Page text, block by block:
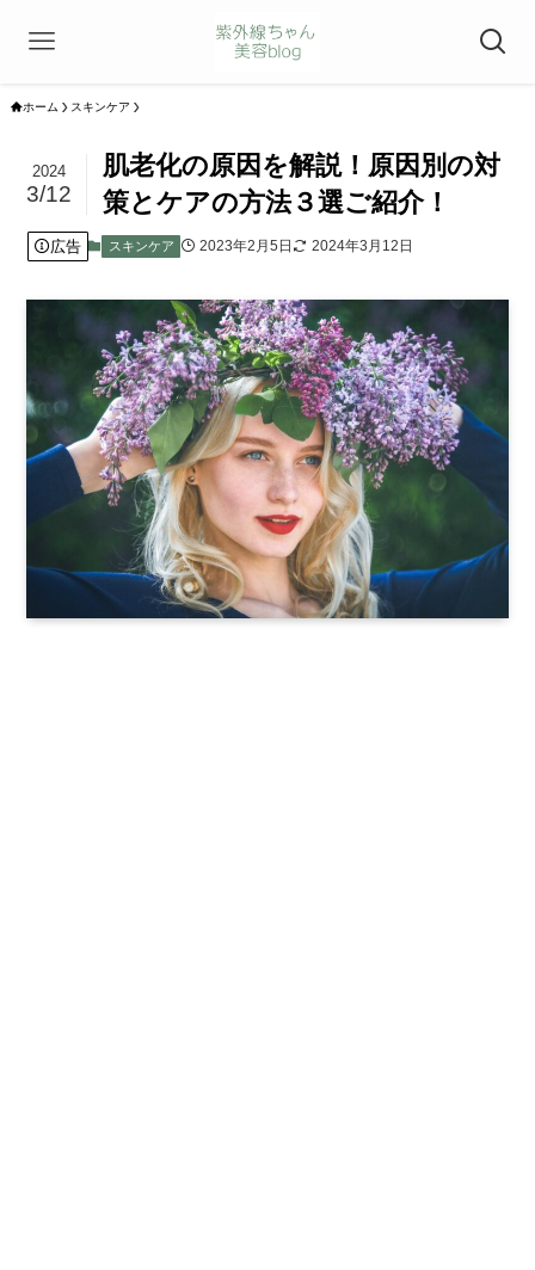
ホーム スキンケア
肌老化の原因を解説！原因別の対
策とケアの方法３選ご紹介！
2024
3/12
広告 スキンケア 2023年2月5日 2024年3月12日